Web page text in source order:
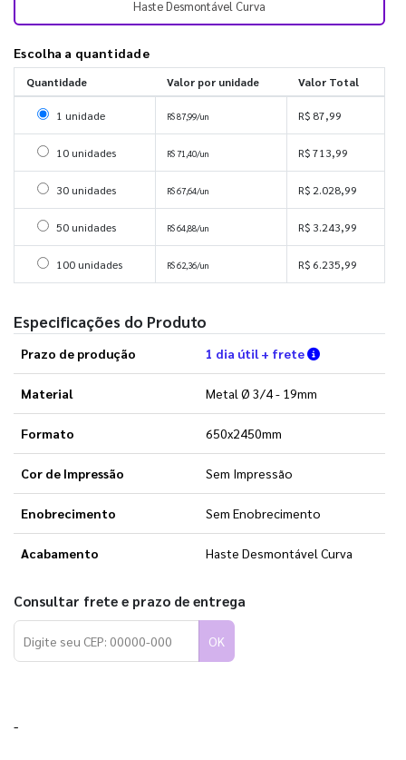
Haste Desmontável Curva
Escolha a quantidade
Quantidade Valor por unidade Valor Total
Selecionar 1 unidade
1 unidade R$ 87,99/un R$ 87,99
Selecionar 10 unidades
10 unidades R$ 71,40/un R$ 713,99
Selecionar 30 unidades
30 unidades R$ 67,64/un R$ 2.028,99
Selecionar 50 unidades
50 unidades R$ 64,88/un R$ 3.243,99
Selecionar 100 unidades
100 unidades R$ 62,36/un R$ 6.235,99
Especificações do Produto
Prazo de produção 1 dia útil + frete Verifique as
Material Metal Ø 3/4 - 19mm
Formato 650x2450mm
Cor de Impressão Sem Impressão
Enobrecimento Sem Enobrecimento
Acabamento Haste Desmontável Curva
Consultar frete e prazo de entrega
OK
-